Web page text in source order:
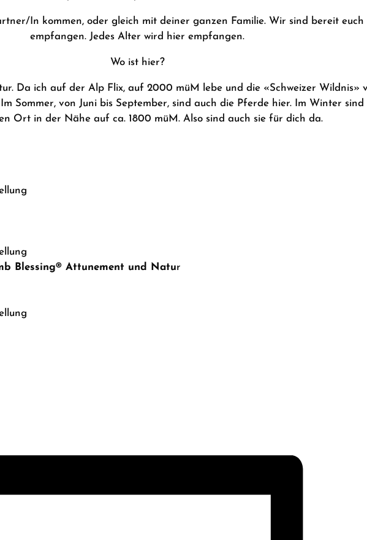
In kommen, oder gleich mit deiner ganzen Familie. Wir sind bereit euch
empfangen. Jedes Alter wird hier empfangen.
Wo ist hier?
Da ich auf der Alp Flix, auf 2000 müM lebe und die «Schweizer Wildnis»
Sommer, von Juni bis September, sind auch die Pferde hier. Im Winter
Ort in der Nähe auf ca. 1800 müM. Also sind auch sie für dich da.
Blessing® Attunement und Natur